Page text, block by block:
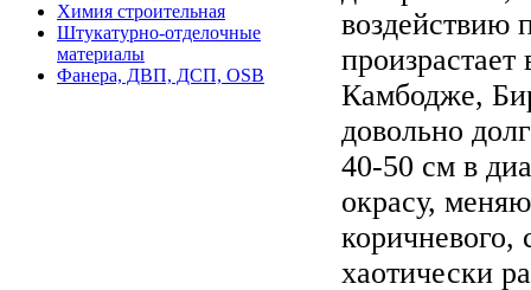
Химия строительная
Штукатурно-отделочные
материалы
Фанера, ДВП, ДСП, OSB
воздействию
Камбодже,
довольно
40-50 см в
окрасу,
хаотически